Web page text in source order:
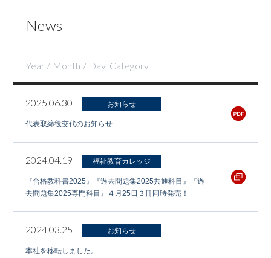
News
Year / Month / Day, Category
2025.06.30 お知らせ
代表取締役交代のお知らせ
2024.04.19 福祉教育カレッジ
『合格教科書2025』『過去問題集2025共通科目』『過
去問題集2025専門科目』４月25日３冊同時発売！
2024.03.25 お知らせ
本社を移転しました。